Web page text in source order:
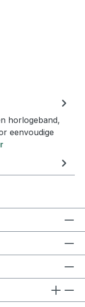
de
horlogeband,
eenvoudige